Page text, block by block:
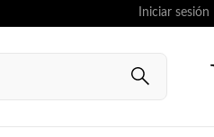
Iniciar sesión